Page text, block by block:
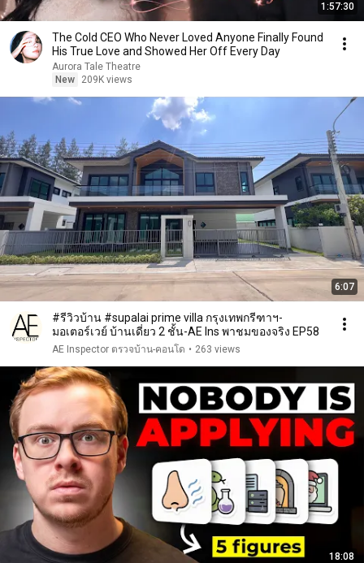
1:57:30
The Cold CEO Who Never Loved Anyone Finally Found
His True Love and Showed Her Off Every Day
Aurora Tale Theatre
New
209K views
6:07
#รีวิวบ้าน #supalai prime villa กรุงเทพกรีฑาฯ-
มอเตอร์เวย์ บ้านเดี่ยว 2 ชั้น-AE Ins พาชมของจริง EP58
AE Inspector ตรวจบ้าน-คอนโด • 263 views
18:08